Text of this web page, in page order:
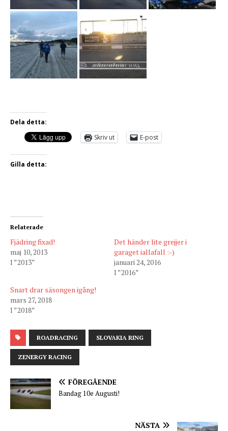
Dela detta:
Skriv ut
E-post
Gilla detta:
Relaterade
Fjädring fixad!
maj 10, 2013
I ”2013”
Det händer lite grejjer i
garaget iallafall :-)
januari 24, 2016
I ”2016”
Snart drar säsongen igång!
mars 27, 2018
I ”2018”
ROADRACING SLOVAKIA RING
ZENERGY RACING
FÖREGÅENDE
Bandag 10e Augusti!
NÄSTA